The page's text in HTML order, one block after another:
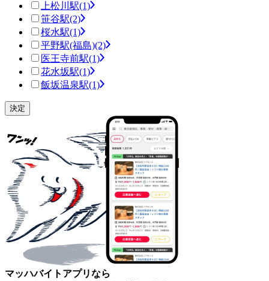
上松川駅(1)
笹谷駅(2)
桜水駅(1)
平野駅(福島)(2)
医王寺前駅(1)
花水坂駅(1)
飯坂温泉駅(1)
マッハバイトアプリなら